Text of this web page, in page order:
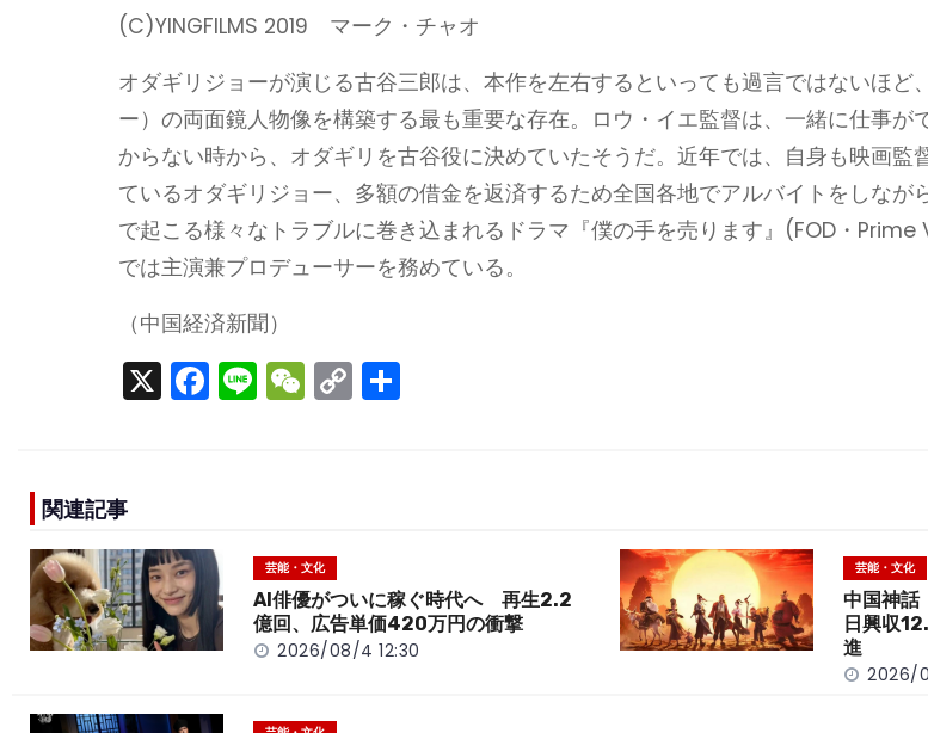
(C)YINGFILMS 2019 マーク・チャオ
オダギリジョーが演じる古谷三郎は、本作を左右するといっても過言ではないほど
ー）の両面鏡人物像を構築する最も重要な存在。ロウ・イエ監督は、一緒に仕事が
からない時から、オダギリを古谷役に決めていたそうだ。近年では、自身も映画監
ているオダギリジョー、多額の借金を返済するため全国各地でアルバイトをしなが
で起こる様々なトラブルに巻き込まれるドラマ『僕の手を売ります』(FOD・
では主演兼プロデューサーを務めている。
（中国経済新聞）
X F
o
o
k
Li W
t
C
k
関連記事
芸能・文化
AI俳優がついに稼ぐ時代へ 再生2.2
億回、広告単価420万円の衝撃
2026/08/4 12:30
芸能・文化
中国神
日興収
進
2026/